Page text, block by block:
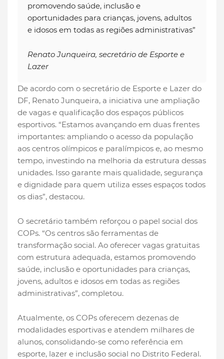
promovendo saúde, inclusão e
oportunidades para crianças, jovens, adultos
e idosos em todas as regiões administrativas”
Renato Junqueira, secretário de Esporte e
Lazer
De acordo com o secretário de Esporte e Lazer do
DF, Renato Junqueira, a iniciativa une ampliação
de vagas e qualificação dos espaços públicos
esportivos. “Estamos avançando em duas frentes
importantes: ampliando o acesso da população
aos centros olímpicos e paralímpicos e, ao mesmo
tempo, investindo na melhoria da estrutura dessas
unidades. Isso garante mais qualidade, segurança
e dignidade para quem utiliza esses espaços todos
os dias”, destacou.
O secretário também reforçou o papel social dos
COPs. “Os centros são ferramentas de
transformação social. Ao oferecer vagas gratuitas
com estrutura adequada, estamos promovendo
saúde, inclusão e oportunidades para crianças,
jovens, adultos e idosos em todas as regiões
administrativas”, completou.
Atualmente, os COPs oferecem dezenas de
modalidades esportivas e atendem milhares de
alunos, consolidando-se como referência em
esporte, lazer e inclusão social no Distrito Federal.